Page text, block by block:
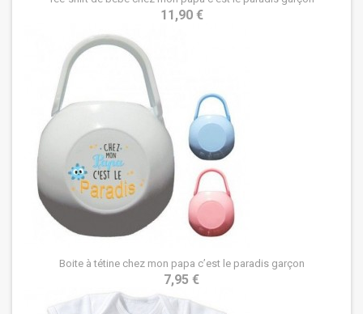
11,90 €
Boite à tétine chez mon papa c’est le paradis garçon
7,95 €